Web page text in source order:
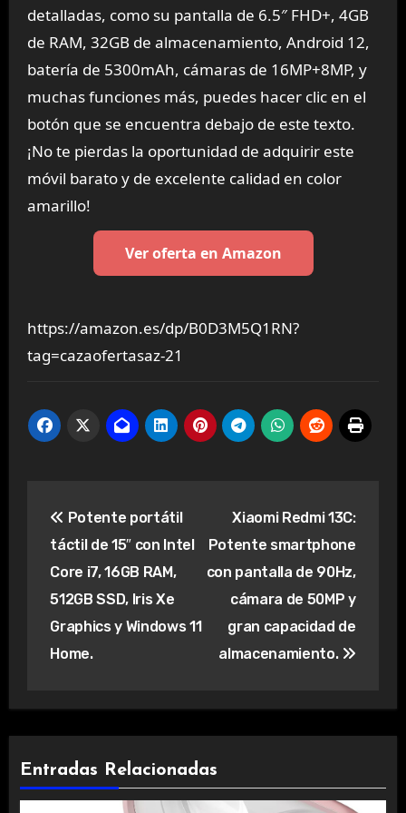
detalladas, como su pantalla de 6.5″ FHD+, 4GB
de RAM, 32GB de almacenamiento, Android 12,
batería de 5300mAh, cámaras de 16MP+8MP, y
muchas funciones más, puedes hacer clic en el
botón que se encuentra debajo de este texto.
¡No te pierdas la oportunidad de adquirir este
móvil barato y de excelente calidad en color
amarillo!
Ver oferta en Amazon
https://amazon.es/dp/B0D3M5Q1RN?
tag=cazaofertasaz-21
de
entradas
Potente portátil
táctil de 15″ con Intel
Core i7, 16GB RAM,
512GB SSD, Iris Xe
Graphics y Windows 11
Home.
Xiaomi Redmi 13C:
Potente smartphone
con pantalla de 90Hz,
cámara de 50MP y
gran capacidad de
almacenamiento.
Entradas Relacionadas